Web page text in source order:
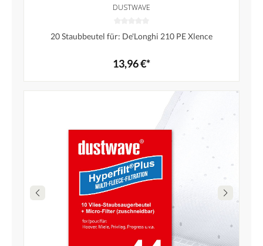
DUSTWAVE
20 Staubbeutel für: De'Longhi 210 PE Xlence
13,96 €*